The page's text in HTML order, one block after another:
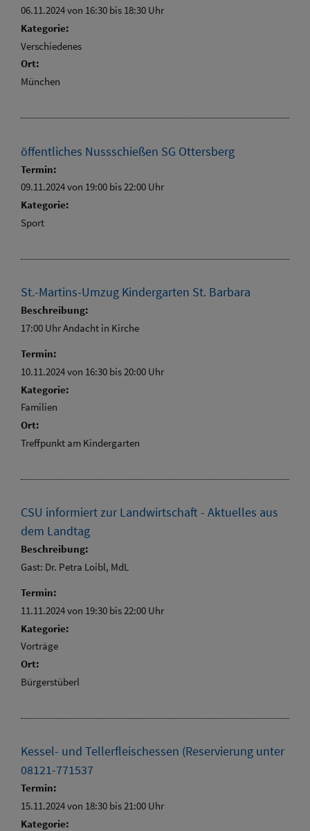
06.11.2024 von 16:30 bis 18:30 Uhr
Kategorie:
Verschiedenes
Ort:
München
öffentliches Nussschießen SG Ottersberg
Termin:
09.11.2024 von 19:00 bis 22:00 Uhr
Kategorie:
Sport
St.-Martins-Umzug Kindergarten St. Barbara
Beschreibung:
17:00 Uhr Andacht in Kirche
Termin:
10.11.2024 von 16:30 bis 20:00 Uhr
Kategorie:
Familien
Ort:
Treffpunkt am Kindergarten
CSU informiert zur Landwirtschaft - Aktuelles aus
dem Landtag
Beschreibung:
Gast: Dr. Petra Loibl, MdL
Termin:
11.11.2024 von 19:30 bis 22:00 Uhr
Kategorie:
Vorträge
Ort:
Bürgerstüberl
Kessel- und Tellerfleischessen (Reservierung unter
08121-771537
Termin:
15.11.2024 von 18:30 bis 21:00 Uhr
Kategorie: